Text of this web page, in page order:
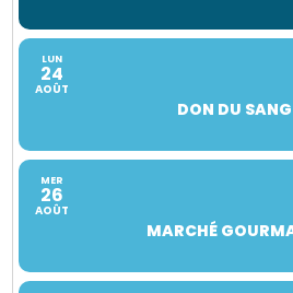
LUN
24
AOÛT
DON DU SANG
MER
26
AOÛT
MARCHÉ